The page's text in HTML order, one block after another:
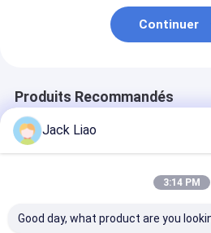
Continuer
Produits Recommandés
Jack Liao
3:14 PM
Good day, what product are you